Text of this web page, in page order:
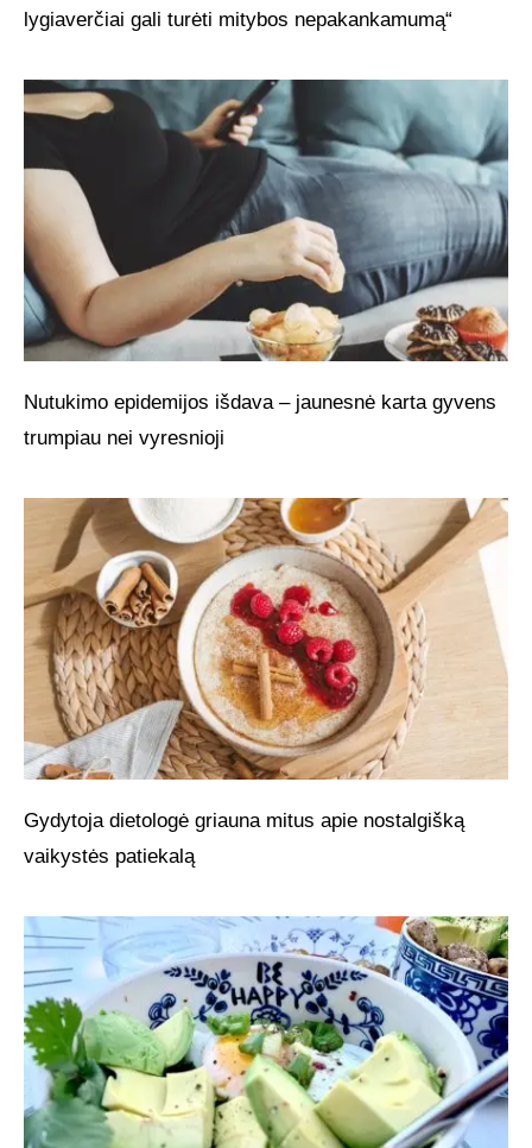
lygiaverčiai gali turėti mitybos nepakankamumą“
Nutukimo epidemijos išdava – jaunesnė karta gyvens
trumpiau nei vyresnioji
Gydytoja dietologė griauna mitus apie nostalgišką
vaikystės patiekalą